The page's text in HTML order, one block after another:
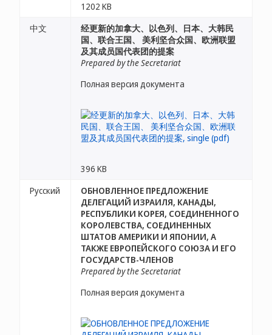
1202 KB
中文
经更新的加拿大、以色列、日本、大韩民
国、联合王国、 美利坚合众国、欧洲联盟
及其成员国代表团的提案
Prepared by the Secretariat
Полная версия документа
396 KB
Русский
ОБНОВЛЕННОЕ ПРЕДЛОЖЕНИЕ
ДЕЛЕГАЦИЙ ИЗРАИЛЯ, КАНАДЫ,
РЕСПУБЛИКИ КОРЕЯ, СОЕДИНЕННОГО
КОРОЛЕВСТВА, СОЕДИНЕННЫХ
ШТАТОВ АМЕРИКИ И ЯПОНИИ, А
ТАКЖЕ ЕВРОПЕЙСКОГО СОЮЗА И ЕГО
ГОСУДАРСТВ-ЧЛЕНОВ
Prepared by the Secretariat
Полная версия документа